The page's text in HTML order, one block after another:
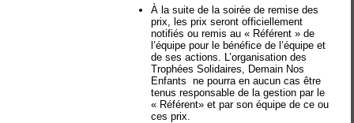
À la suite de la soirée de remise des
prix, les prix seront officiellement
notifiés ou remis au « Référent » de
l’équipe pour le bénéfice de l’équipe et
de ses actions. L’organisation des
Trophées Solidaires, Demain Nos
Enfants ne pourra en aucun cas être
tenus responsable de la gestion par le
« Référent» et par son équipe de ce ou
ces prix.